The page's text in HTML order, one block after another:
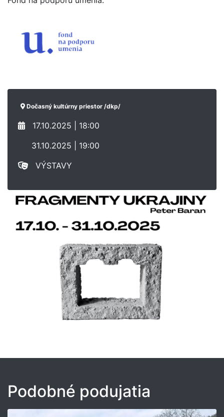
Dočasný kultúrny priestor /dkp/
17.10.2025 | 18:00
31.10.2025 | 19:00
VÝSTAVY
Podobné podujatia